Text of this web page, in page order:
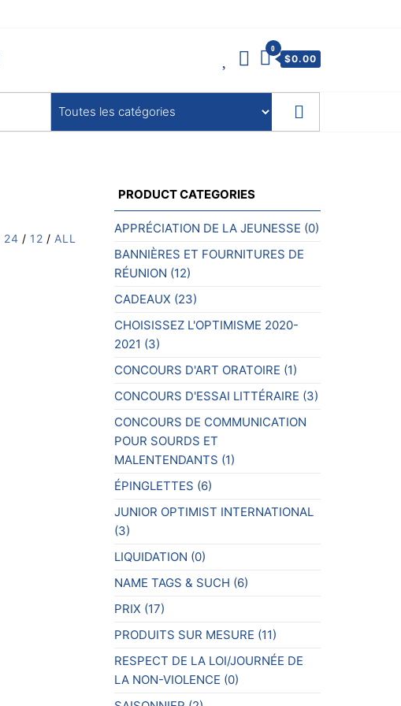
0
$0.00
24 / 12 / ALL
PRODUCT CATEGORIES
APPRÉCIATION DE LA JEUNESSE (0)
BANNIÈRES ET FOURNITURES DE
RÉUNION (12)
CADEAUX (23)
CHOISISSEZ L'OPTIMISME 2020-
2021 (3)
CONCOURS D'ART ORATOIRE (1)
CONCOURS D'ESSAI LITTÉRAIRE (3)
CONCOURS DE COMMUNICATION
POUR SOURDS ET
MALENTENDANTS (1)
ÉPINGLETTES (6)
JUNIOR OPTIMIST INTERNATIONAL
(3)
LIQUIDATION (0)
NAME TAGS & SUCH (6)
PRIX (17)
PRODUITS SUR MESURE (11)
RESPECT DE LA LOI/JOURNÉE DE
LA NON-VIOLENCE (0)